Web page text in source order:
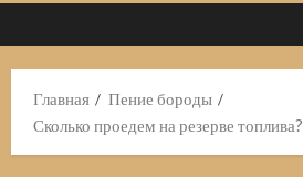
Главная
Пение бороды
Сколько проедем на резерве топлива?